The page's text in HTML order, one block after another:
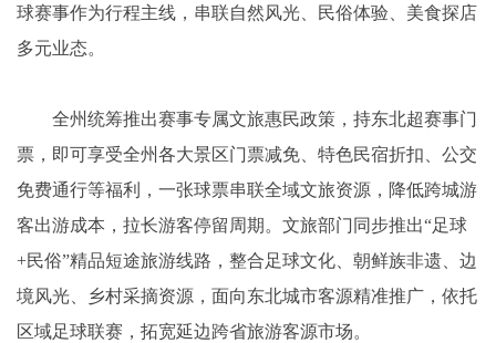
球赛事作为行程主线，串联自然风光、民俗体验、美食探店
多元业态。
全州统筹推出赛事专属文旅惠民政策，持东北超赛事门
票，即可享受全州各大景区门票减免、特色民宿折扣、公交
免费通行等福利，一张球票串联全域文旅资源，降低跨城游
客出游成本，拉长游客停留周期。文旅部门同步推出“足球
+民俗”精品短途旅游线路，整合足球文化、朝鲜族非遗、边
境风光、乡村采摘资源，面向东北城市客源精准推广，依托
区域足球联赛，拓宽延边跨省旅游客源市场。